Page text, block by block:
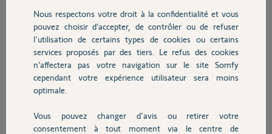
Chauffage
Autres produits
Devis avec un pro
Réponses
Bonjour
Non la sirène extérieure n'est compatible qu'avec les Links Home
Alarme
il y a environ 2 ans
Nous respectons votre droit à la confidentialité et vous
pouvez choisir d’accepter, de contrôler ou de refuser
l'utilisation de certains types de cookies ou certains
services proposés par des tiers. Le refus des cookies
n’affectera pas votre navigation sur le site Somfy
cependant votre expérience utilisateur sera moins
optimale.
Vous pouvez changer d'avis ou retirer votre
consentement à tout moment via le centre de